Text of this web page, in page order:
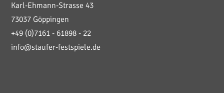
Karl-Ehmann-Strasse 43
73037 Göppingen
+49 (0)7161 - 61898 - 22
info@staufer-festspiele.de